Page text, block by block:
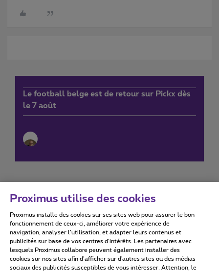
Le football belge est de retour sur Pickx dès
le 7 août
Conditions d'utilisation Accessibility statement
Proximus utilise des cookies
Proximus installe des cookies sur ses sites web pour assurer le bon
fonctionnement de ceux-ci, améliorer votre expérience de
navigation, analyser l’utilisation, et adapter leurs contenus et
publicités sur base de vos centres d’intérêts. Les partenaires avec
lesquels Proximus collabore peuvent également installer des
cookies sur nos sites afin d’afficher sur d'autres sites ou des médias
sociaux des publicités susceptibles de vous intéresser. Attention, le